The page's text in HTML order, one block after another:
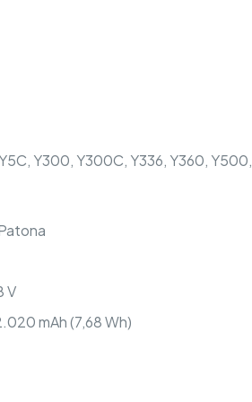
Y300, Y300C, Y336, Y360,
V
mAh (7,68 Wh)